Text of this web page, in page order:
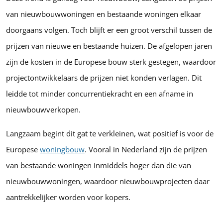
van nieuwbouwwoningen en bestaande woningen elkaar
doorgaans volgen. Toch blijft er een groot verschil tussen de
prijzen van nieuwe en bestaande huizen. De afgelopen jaren
zijn de kosten in de Europese bouw sterk gestegen, waardoor
projectontwikkelaars de prijzen niet konden verlagen. Dit
leidde tot minder concurrentiekracht en een afname in
nieuwbouwverkopen.
Langzaam begint dit gat te verkleinen, wat positief is voor de
Europese woningbouw. Vooral in Nederland zijn de prijzen
van bestaande woningen inmiddels hoger dan die van
nieuwbouwwoningen, waardoor nieuwbouwprojecten daar
aantrekkelijker worden voor kopers.